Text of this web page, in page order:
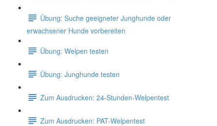
Übung: Suche geeigneter Junghunde oder
erwachsener Hunde vorbereiten
Übung: Welpen testen
Übung: Junghunde testen
Zum Ausdrucken: 24-Stunden-Welpentest
Zum Ausdrucken: PAT-Welpentest